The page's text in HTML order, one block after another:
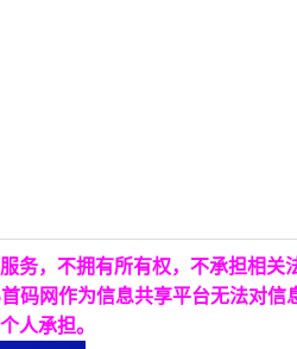
，不拥有所有权，不承担相
码网作为信息共享平台无法对
人承担。